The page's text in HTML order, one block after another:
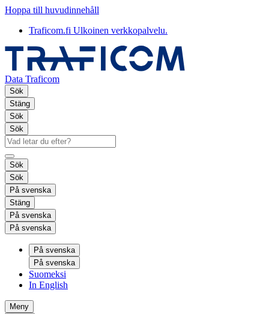
Hoppa till huvudinnehåll
Traficom.fi Ulkoinen verkkopalvelu.
Data Traficom
Sök
Stäng
Sök
Sök
Sök
Sök
På svenska
Stäng
På svenska
På svenska
På svenska
På svenska
Suomeksi
In English
Meny